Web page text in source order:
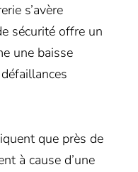
s’avère
sécurité offre un
une baisse
que près de
à cause d’une